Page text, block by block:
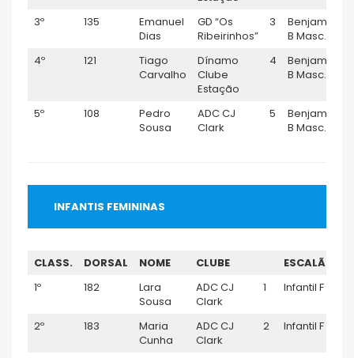
3º 135
Emanuel
Dias
GD “Os
Ribeirinhos”
3
Benjamim
B Masc.
4º 121
Tiago
Carvalho
Dínamo
Clube
Estação
4
Benjamim
B Masc.
5º 108
Pedro
Sousa
ADC CJ
Clark
5
Benjamim
B Masc.
INFANTIS FEMININAS
CLASS. DORSAL NOME CLUBE ESCALÃO
1º
182
Lara
Sousa
ADC CJ
Clark
1 Infantil F
2º 183
Maria
Cunha
ADC CJ
Clark
2 Infantil F